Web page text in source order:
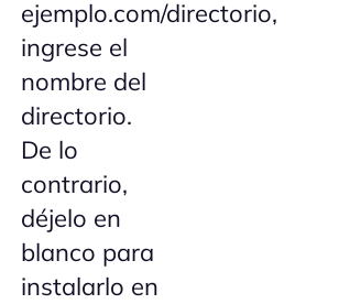
ejemplo.com/directorio,
ingrese el
nombre del
directorio.
De lo
contrario,
déjelo en
blanco para
instalarlo en